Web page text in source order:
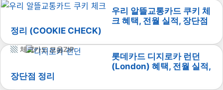
우리 알뜰교통카드 쿠키 체
크 혜택, 전월 실적, 장단점
정리 (COOKIE CHECK)
체크카드 모음ZIP
롯데카드 디지로카 런던
(London) 혜택, 전월 실적,
장단점 정리